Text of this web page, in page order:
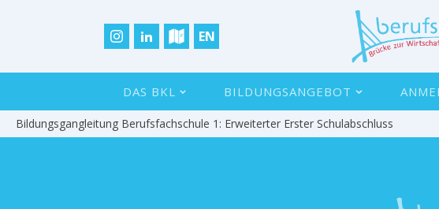
EN
DAS BKL BILDUNGSANGEBOT
Bildungsgangleitung Berufsfachschule 1: Erweiterter Erster Schulabschluss